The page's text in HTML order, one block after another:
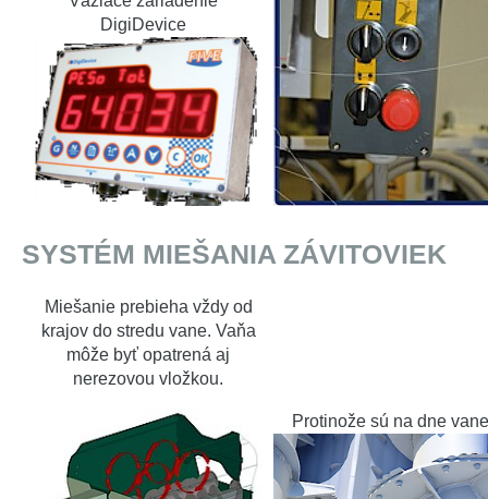
DigiDevice
SYSTÉM MIEŠANIA ZÁVITOVIEK
Miešanie prebieha vždy od
krajov do stredu vane. Vaňa
môže byť opatrená aj
nerezovou vložkou.
Protinože sú na dne